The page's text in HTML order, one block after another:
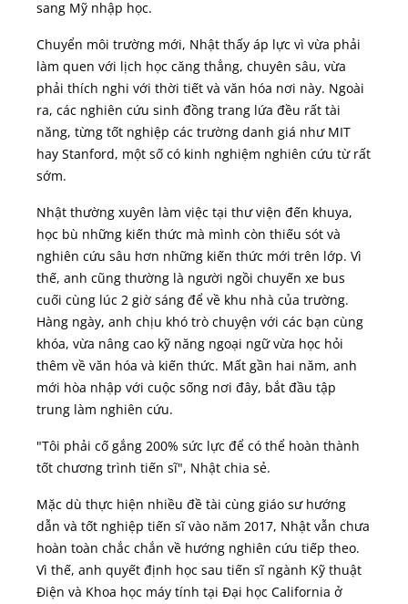
sang Mỹ nhập học.
Chuyển môi trường mới, Nhật thấy áp lực vì vừa phải
làm quen với lịch học căng thẳng, chuyên sâu, vừa
phải thích nghi với thời tiết và văn hóa nơi này. Ngoài
ra, các nghiên cứu sinh đồng trang lứa đều rất tài
năng, từng tốt nghiệp các trường danh giá như MIT
hay Stanford, một số có kinh nghiệm nghiên cứu từ rất
sớm.
Nhật thường xuyên làm việc tại thư viện đến khuya,
học bù những kiến thức mà mình còn thiếu sót và
nghiên cứu sâu hơn những kiến thức mới trên lớp. Vì
thế, anh cũng thường là người ngồi chuyến xe bus
cuối cùng lúc 2 giờ sáng để về khu nhà của trường.
Hàng ngày, anh chịu khó trò chuyện với các bạn cùng
khóa, vừa nâng cao kỹ năng ngoại ngữ vừa học hỏi
thêm về văn hóa và kiến thức. Mất gần hai năm, anh
mới hòa nhập với cuộc sống nơi đây, bắt đầu tập
trung làm nghiên cứu.
"Tôi phải cố gắng 200% sức lực để có thể hoàn thành
tốt chương trình tiến sĩ", Nhật chia sẻ.
Mặc dù thực hiện nhiều đề tài cùng giáo sư hướng
dẫn và tốt nghiệp tiến sĩ vào năm 2017, Nhật vẫn chưa
hoàn toàn chắc chắn về hướng nghiên cứu tiếp theo.
Vì thế, anh quyết định học sau tiến sĩ ngành Kỹ thuật
Điện và Khoa học máy tính tại Đại học California ở